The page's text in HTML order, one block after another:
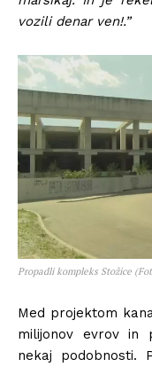
vozili denar ven!.”
Propadli kompleks Stožice
Med projektom
milijonov evrov in
nekaj podobnosti.